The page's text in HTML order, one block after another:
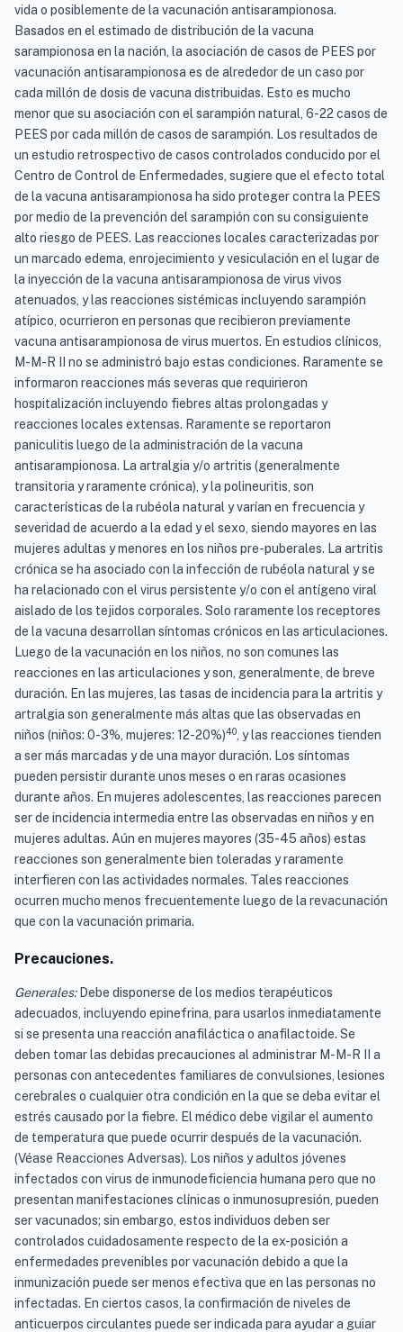
vida o posiblemente de la vacunación antisarampionosa.
Basados en el estimado de distribución de la vacuna
sarampionosa en la nación, la asociación de casos de PEES por
vacunación antisarampionosa es de alrededor de un caso por
cada millón de dosis de vacuna distribuidas. Esto es mucho
menor que su asociación con el sarampión natural, 6-22 casos de
PEES por cada millón de casos de sarampión. Los resultados de
un estudio retrospectivo de casos controlados conducido por el
Centro de Control de Enfermedades, sugiere que el efecto total
de la vacuna antisarampionosa ha sido proteger contra la PEES
por medio de la prevención del sarampión con su consiguiente
alto riesgo de PEES. Las reacciones locales caracterizadas por
un marcado edema, enrojecimiento y vesiculación en el lugar de
la inyección de la vacuna antisarampionosa de virus vivos
atenuados, y las reacciones sistémicas incluyendo sarampión
atípico, ocurrieron en personas que recibieron previamente
vacuna antisarampionosa de virus muertos. En estudios clínicos,
M-M-R II no se administró bajo estas condiciones. Raramente se
informaron reacciones más severas que requirieron
hospitalización incluyendo fiebres altas prolongadas y
reacciones locales extensas. Raramente se reportaron
paniculitis luego de la administración de la vacuna
antisarampionosa. La artralgia y/o artritis (generalmente
transitoria y raramente crónica), y la polineuritis, son
características de la rubéola natural y varían en frecuencia y
severidad de acuerdo a la edad y el sexo, siendo mayores en las
mujeres adultas y menores en los niños pre-puberales. La artritis
crónica se ha asociado con la infección de rubéola natural y se
ha relacionado con el virus persistente y/o con el antígeno viral
aislado de los tejidos corporales. Solo raramente los receptores
de la vacuna desarrollan síntomas crónicos en las articulaciones.
Luego de la vacunación en los niños, no son comunes las
reacciones en las articulaciones y son, generalmente, de breve
duración. En las mujeres, las tasas de incidencia para la artritis y
artralgia son generalmente más altas que las observadas en
niños (niños: 0-3%, mujeres: 12-20%)40 , y las reacciones tienden
a ser más marcadas y de una mayor duración. Los síntomas
pueden persistir durante unos meses o en raras ocasiones
durante años. En mujeres adolescentes, las reacciones parecen
ser de incidencia intermedia entre las observadas en niños y en
mujeres adultas. Aún en mujeres mayores (35-45 años) estas
reacciones son generalmente bien toleradas y raramente
interfieren con las actividades normales. Tales reacciones
ocurren mucho menos frecuentemente luego de la revacunación
que con la vacunación primaria.
Precauciones.
Generales: Debe disponerse de los medios terapéuticos
adecuados, incluyendo epinefrina, para usarlos inmediatamente
si se presenta una reacción anafiláctica o anafilactoide. Se
deben tomar las debidas precauciones al administrar M-M-R II a
personas con antecedentes familiares de convulsiones, lesiones
cerebrales o cualquier otra condición en la que se deba evitar el
estrés causado por la fiebre. El médico debe vigilar el aumento
de temperatura que puede ocurrir después de la vacunación.
(Véase Reacciones Adversas). Los niños y adultos jóvenes
infectados con virus de inmunodeficiencia humana pero que no
presentan manifestaciones clínicas o inmunosupresión, pueden
ser vacunados; sin embargo, estos individuos deben ser
controlados cuidadosamente respecto de la ex-posición a
enfermedades prevenibles por vacunación debido a que la
inmunización puede ser menos efectiva que en las personas no
infectadas. En ciertos casos, la confirmación de niveles de
anticuerpos circulantes puede ser indicada para ayudar a guiar